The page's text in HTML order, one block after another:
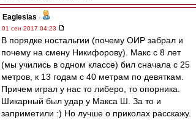
Eaglesias -
01 сен 2017 04:23
В порядке ностальгии (почему ОИР забрал и
почему на смену Никифорову). Макс с 8 лет
(мы учились в одном классе) бил сначала с 25
метров, к 13 годам с 40 метрам по девяткам.
Причем играл у нас то либеро, то опорника.
Шикарный был удар у Макса Ш. За то и
заприметили :) Но лучше о приколах расскажу.